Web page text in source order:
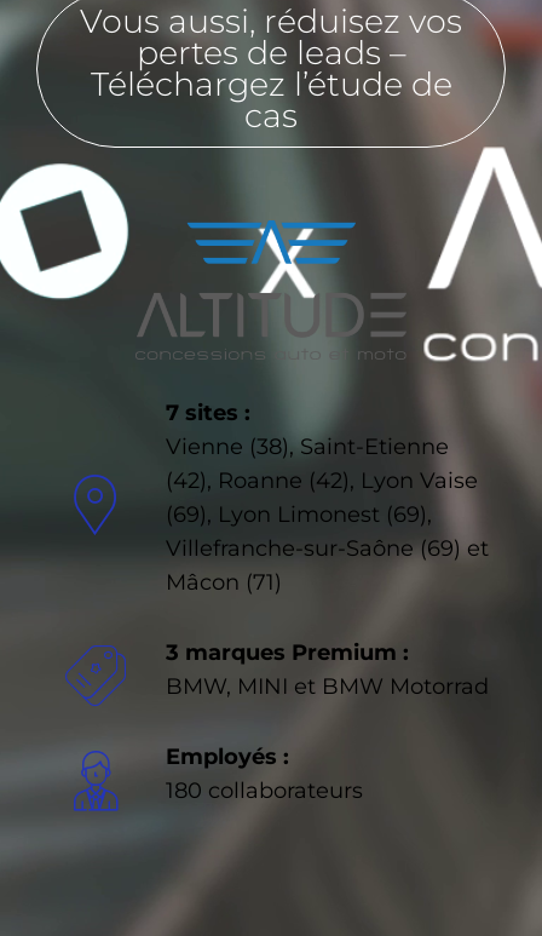
Vous aussi, réduisez vos
pertes de leads –
Téléchargez l’étude de
cas
7 sites :
Vienne (38), Saint-Etienne
(42), Roanne (42), Lyon Vaise
(69), Lyon Limonest (69),
Villefranche-sur-Saône (69) et
Mâcon (71)
3 marques Premium :
BMW, MINI et BMW Motorrad
Employés :
180 collaborateurs